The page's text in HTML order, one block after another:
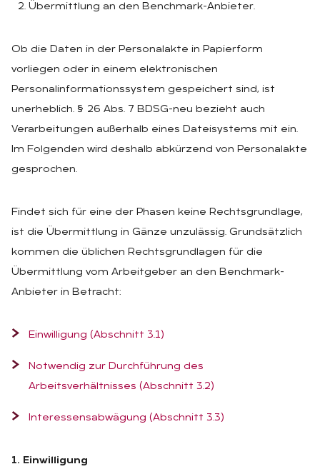
Übermittlung an den Benchmark-Anbieter.
Ob die Daten in der Personalakte in Papierform
vorliegen oder in einem elektronischen
Personalinformationssystem gespeichert sind, ist
unerheblich. § 26 Abs. 7 BDSG-neu bezieht auch
Verarbeitungen außerhalb eines Dateisystems mit ein.
Im Folgenden wird deshalb abkürzend von Personalakte
gesprochen.
Findet sich für eine der Phasen keine Rechtsgrundlage,
ist die Übermittlung in Gänze unzulässig. Grundsätzlich
kommen die üblichen Rechtsgrundlagen für die
Übermittlung vom Arbeitgeber an den Benchmark-
Anbieter in Betracht:
Einwilligung (Abschnitt 3.1)
Notwendig zur Durchführung des
Arbeitsverhältnisses (Abschnitt 3.2)
Interessensabwägung (Abschnitt 3.3)
1. Einwilligung